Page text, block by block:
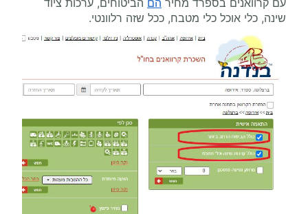
עם קרוואנים בספרד מחיר הם הביטוחים, ערכות ציוד
שינה, כלי אוכל כלי מטבח, ככל שזה רלוונטי.